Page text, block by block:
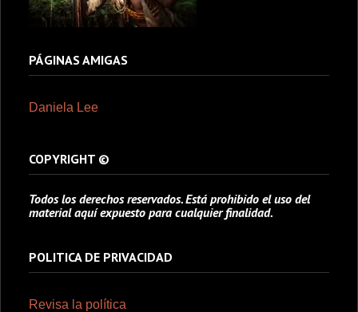
PÁGINAS AMIGAS
Daniela Lee
COPYRIGHT ©
Todos los derechos reservados. Está prohibido el uso del
material aquí expuesto para cualquier finalidad.
POLITICA DE PRIVACIDAD
Revisa la política